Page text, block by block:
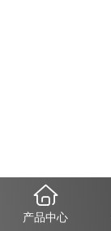
产品中心